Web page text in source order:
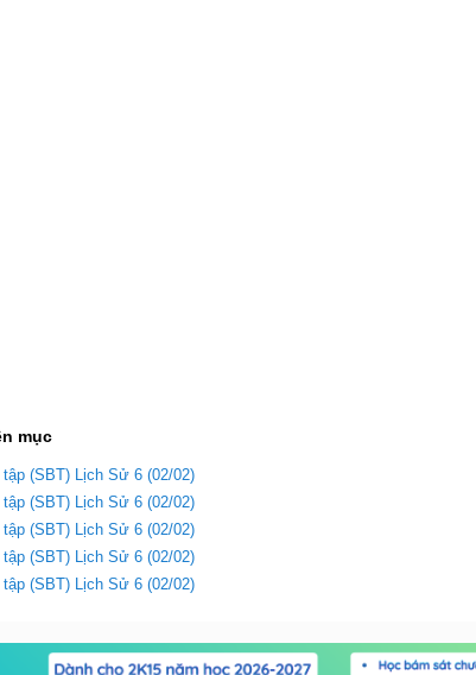
mục
(SBT) Lịch Sử 6 (02/02)
(SBT) Lịch Sử 6 (02/02)
(SBT) Lịch Sử 6 (02/02)
(SBT) Lịch Sử 6 (02/02)
(SBT) Lịch Sử 6 (02/02)